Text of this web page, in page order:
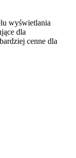
wyświetlania
dla
cenne dla